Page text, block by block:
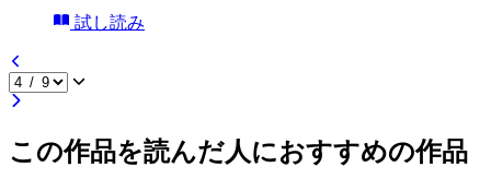
試し読み
この作品を読んだ人におすすめの作品